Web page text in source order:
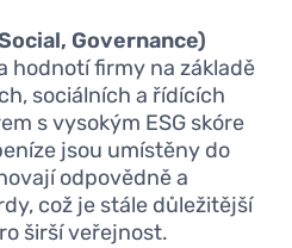
Governance)
hodnotí firmy na základě
sociálních a řídících
s vysokým ESG skóre
jsou umístěny do
odpovědně a
což je stále důležitější
širší veřejnost.